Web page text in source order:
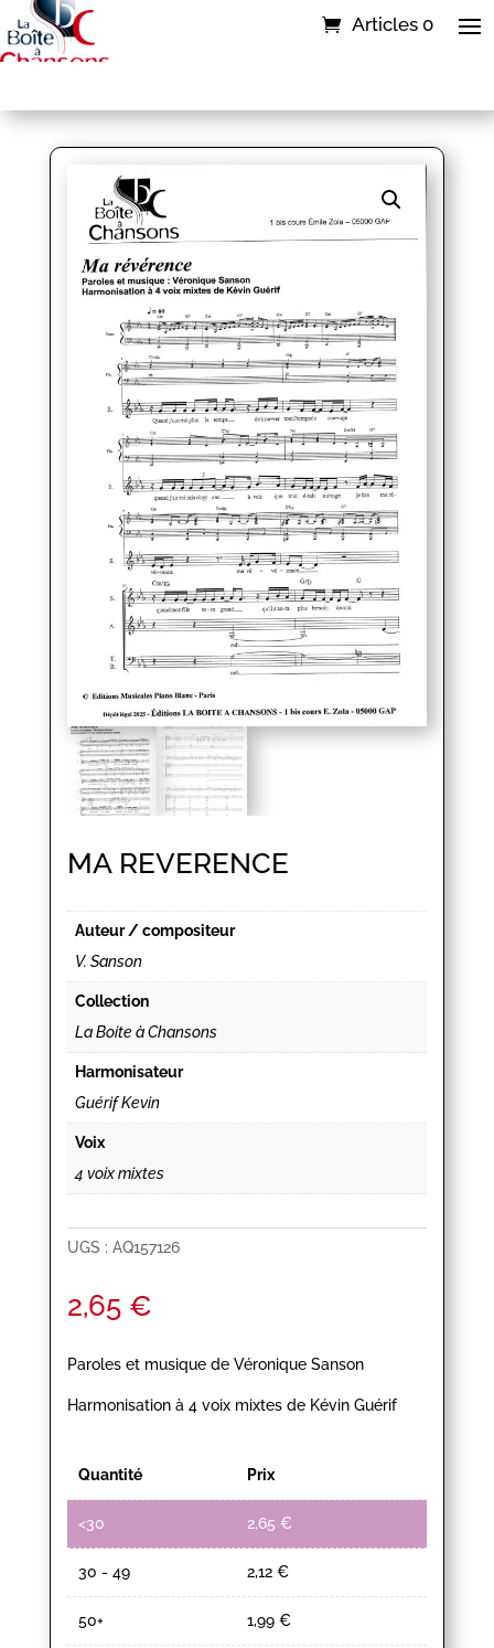
Articles 0
MA REVERENCE
Auteur / compositeur
V. Sanson
Collection
La Boite à Chansons
Harmonisateur
Guérif Kevin
Voix
4 voix mixtes
UGS : AQ157126
2,65 €
Paroles et musique de Véronique Sanson
Harmonisation à 4 voix mixtes de Kévin Guérif
Quantité Prix
<30 2,65 €
30 - 49 2,12 €
50+ 1,99 €